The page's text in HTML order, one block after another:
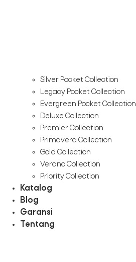
Silver Pocket Collection
Legacy Pocket Collection
Evergreen Pocket Collection
Deluxe Collection
Premier Collection
Primavera Collection
Gold Collection
Verano Collection
Priority Collection
Katalog
Blog
Garansi
Tentang